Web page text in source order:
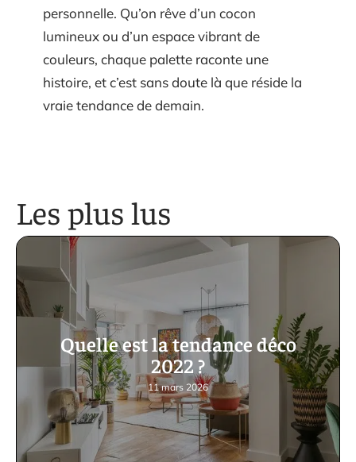
personnelle. Qu’on rêve d’un cocon
lumineux ou d’un espace vibrant de
couleurs, chaque palette raconte une
histoire, et c’est sans doute là que réside la
vraie tendance de demain.
Les plus lus
Quelle est la tendance déco
2022 ?
11 mars 2026